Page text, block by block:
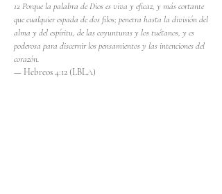
12 Porque la palabra de Dios es viva y eficaz, y más cortante
que cualquier espada de dos filos; penetra hasta la división del
alma y del espíritu, de las coyunturas y los tuétanos, y es
poderosa para discernir los pensamientos y las intenciones del
corazón.
— Hebreos 4:12 (LBLA)